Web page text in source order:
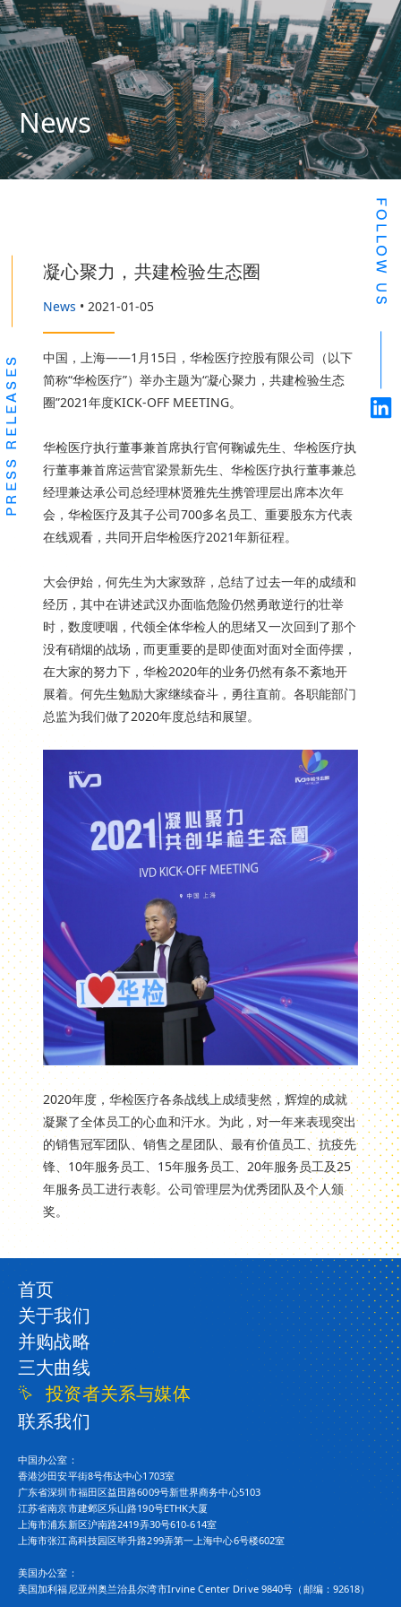
News
PRESS RELEASES
凝心聚力，共建检验生态圈
News • 2021-01-05
中国，上海——1月15日，华检医疗控股有限公司（以下
简称“华检医疗”）举办主题为“凝心聚力，共建检验生态
圈”2021年度KICK-OFF MEETING。
华检医疗执行董事兼首席执行官何鞠诚先生、华检医疗执
行董事兼首席运营官梁景新先生、华检医疗执行董事兼总
经理兼达承公司总经理林贤雅先生携管理层出席本次年
会，华检医疗及其子公司700多名员工、重要股东方代表
在线观看，共同开启华检医疗2021年新征程。
大会伊始，何先生为大家致辞，总结了过去一年的成绩和
经历，其中在讲述武汉办面临危险仍然勇敢逆行的壮举
时，数度哽咽，代领全体华检人的思绪又一次回到了那个
没有硝烟的战场，而更重要的是即使面对面对全面停摆，
在大家的努力下，华检2020年的业务仍然有条不紊地开
展着。何先生勉励大家继续奋斗，勇往直前。各职能部门
总监为我们做了2020年度总结和展望。
2020年度，华检医疗各条战线上成绩斐然，辉煌的成就
凝聚了全体员工的心血和汗水。为此，对一年来表现突出
的销售冠军团队、销售之星团队、最有价值员工、抗疫先
锋、10年服务员工、15年服务员工、20年服务员工及25
年服务员工进行表彰。公司管理层为优秀团队及个人颁
奖。
首页
关于我们
并购战略
三大曲线
投资者关系与媒体
联系我们
中国办公室：
香港沙田安平街8号伟达中心1703室
广东省深圳市福田区益田路6009号新世界商务中心5103
江苏省南京市建邺区乐山路190号ETHK大厦
上海市浦东新区沪南路2419弄30号610-614室
上海市张江高科技园区毕升路299弄第一上海中心6号楼602室
美国办公室：
美国加利福尼亚州奥兰治县尔湾市Irvine Center Drive 9840号（邮编：92618）